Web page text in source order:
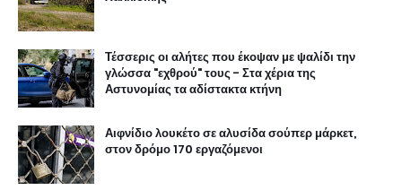
Τέσσερις οι αλήτες που έκοψαν με ψαλίδι την
γλώσσα "εχθρού" τους - Στα χέρια της
Αστυνομίας τα αδίστακτα κτήνη
Αιφνίδιο λουκέτο σε αλυσίδα σούπερ μάρκετ,
στον δρόμο 170 εργαζόμενοι